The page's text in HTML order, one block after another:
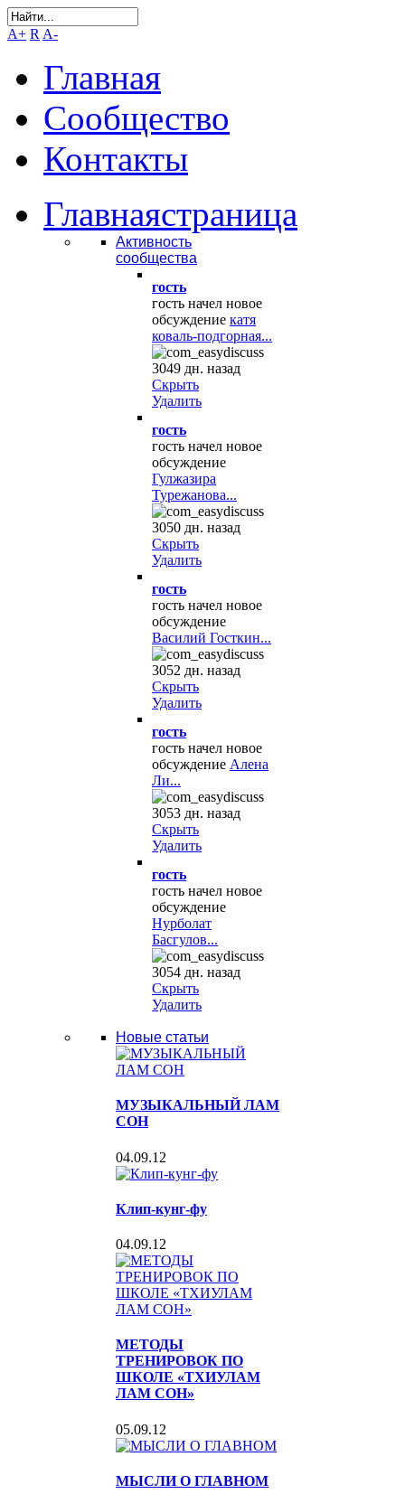
A+ R A-
Главная
Сообщество
Контакты
Главнаястраница
Активность
сообщества
гость
гость начел новое
обсуждение катя
коваль-подгорная...
3049 дн. назад
Скрыть
Удалить
гость
гость начел новое
обсуждение
Гулжазира
Турежанова...
3050 дн. назад
Скрыть
Удалить
гость
гость начел новое
обсуждение
Василий Госткин...
3052 дн. назад
Скрыть
Удалить
гость
гость начел новое
обсуждение Алена
Ли...
3053 дн. назад
Скрыть
Удалить
гость
гость начел новое
обсуждение
Нурболат
Басгулов...
3054 дн. назад
Скрыть
Удалить
Новые статьи
МУЗЫКАЛЬНЫЙ ЛАМ
СОН
04.09.12
Клип-кунг-фу
04.09.12
МЕТОДЫ
ТРЕНИРОВОК ПО
ШКОЛЕ «ТХИУЛАМ
ЛАМ СОН»
05.09.12
МЫСЛИ О ГЛАВНОМ